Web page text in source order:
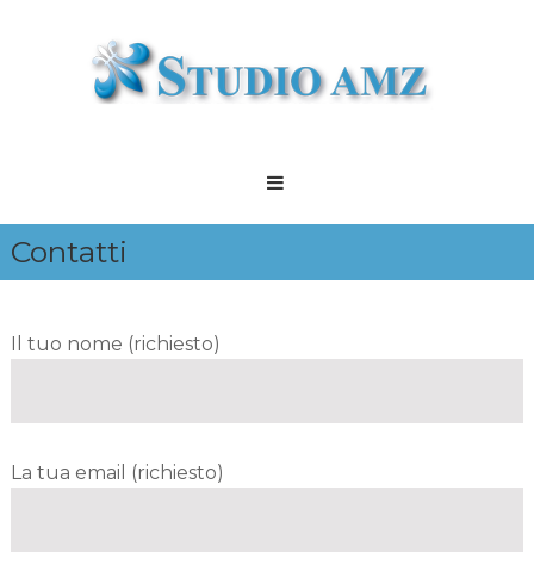
Commercialisti
a
Modena
Contatti
Il tuo nome (richiesto)
La tua email (richiesto)